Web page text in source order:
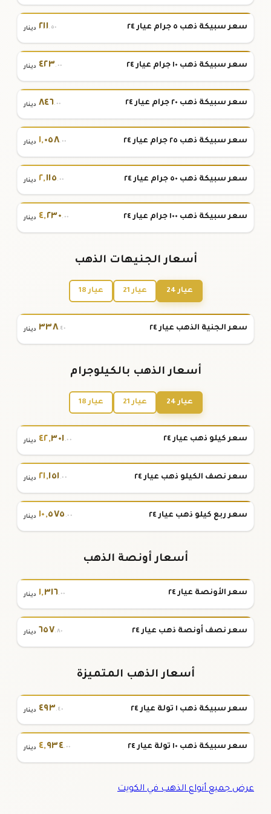
سعر سبيكة ذهب ٥ جرام عيار ٢٤ ٢١١.٥٠ دينار
سعر سبيكة ذهب ١٠ جرام عيار ٢٤ ٤٢٣.٠٠ دينار
سعر سبيكة ذهب ٢٠ جرام عيار ٢٤ ٨٤٦.٠٠ دينار
سعر سبيكة ذهب ٢٥ جرام عيار ٢٤ ١,٠٥٨.٠٠ دينار
سعر سبيكة ذهب ٥٠ جرام عيار ٢٤ ٢,١١٥.٠٠ دينار
سعر سبيكة ذهب ١٠٠ جرام عيار ٢٤ ٤,٢٣٠.٠٠ دينار
أسعار الجنيهات الذهب
عيار 24 عيار 21 عيار 18
سعر الجنية الذهب عيار ٢٤ ٣٣٨.٤٠ دينار
أسعار الذهب بالكيلوجرام
عيار 24 عيار 21 عيار 18
سعر كيلو ذهب عيار ٢٤ ٤٢,٣٠١.٠٠ دينار
سعر نصف الكيلو ذهب عيار ٢٤ ٢١,١٥١.٠٠ دينار
سعر ربع كيلو ذهب عيار ٢٤ ١٠,٥٧٥ .٠٠ دينار
أسعار أونصة الذهب
سعر الأونصة عيار ٢٤ ١,٣١٦.٠٠ دينار
سعر نصف أونصة ذهب عيار ٢٤ ٦٥٧.٨٠ دينار
أسعار الذهب المتميزة
سعر سبيكة ذهب ١ تولة عيار ٢٤ ٤٩٣.٤٠ دينار
سعر سبيكة ذهب ١٠ تولة عيار ٢٤ ٤,٩٣٤.٠٠ دينار
عرض جميع أنواع الذهب في الكويت